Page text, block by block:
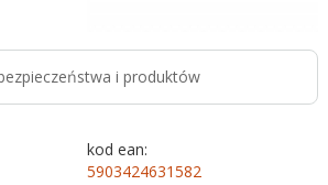
i produktów
kod ean:
5903424631582